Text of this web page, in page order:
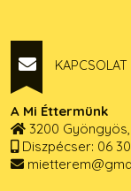
KAPCSOLAT
A Mi Éttermünk
3200
Diszpécser: 06